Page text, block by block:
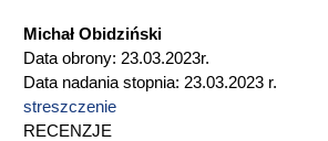
Michał Obidziński
Data obrony: 23.03.2023r.
Data nadania stopnia: 23.03.2023 r.
streszczenie
RECENZJE